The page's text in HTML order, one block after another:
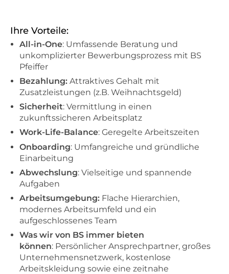
Ihre Vorteile:
All-in-One: Umfassende Beratung und
unkomplizierter Bewerbungsprozess mit BS
Pfeiffer
Bezahlung: Attraktives Gehalt mit
Zusatzleistungen (z.B. Weihnachtsgeld)
Sicherheit: Vermittlung in einen
zukunftssicheren Arbeitsplatz
Work-Life-Balance: Geregelte Arbeitszeiten
Onboarding: Umfangreiche und gründliche
Einarbeitung
Abwechslung: Vielseitige und spannende
Aufgaben
Arbeitsumgebung: Flache Hierarchien,
modernes Arbeitsumfeld und ein
aufgeschlossenes Team
Was wir von BS immer bieten
können: Persönlicher Ansprechpartner, großes
Unternehmensnetzwerk, kostenlose
Arbeitskleidung sowie eine zeitnahe